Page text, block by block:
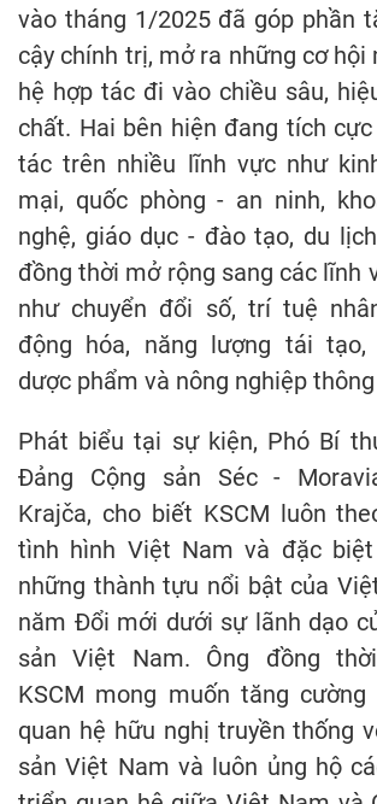
vào tháng 1/2025 đã góp phần
cậy chính trị, mở ra những cơ hội
hệ hợp tác đi vào chiều sâu,
chất. Hai bên hiện đang tích
tác trên nhiều lĩnh vực như
mại, quốc phòng - an ninh,
nghệ, giáo dục - đào tạo, du
đồng thời mở rộng sang các lĩnh
như chuyển đổi số, trí tuệ
động hóa, năng lượng tái tạo,
dược phẩm và nông nghiệp
Phát biểu tại sự kiện, Phó Bí
Đảng Cộng sản Séc -
Krajča, cho biết KSCM luôn
tình hình Việt Nam và đặc
những thành tựu nổi bật của
năm Đổi mới dưới sự lãnh dạo
sản Việt Nam. Ông đồng
KSCM mong muốn tăng
quan hệ hữu nghị truyền thống
sản Việt Nam và luôn ủng hộ